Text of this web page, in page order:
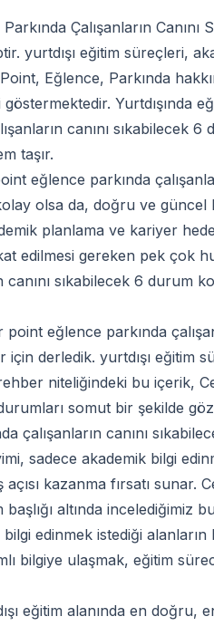
Çalışanların
yurtdışı eğitim süreçleri,
Eğlence, Parkında
Yurtdışında
canını
taşır.
eğlence parkında
olsa da, doğru ve güncel
planlama ve kariyer
edilmesi gereken pek çok
canını sıkabilecek 6
eğlence parkında
için derledik. yurtdışı eğitim
niteliğindeki bu içerik,
somut bir şekilde
çalışanların canını
sadece akademik bilgi
kazanma fırsatı sunar.
altında incelediğimiz
bilgi edinmek istediği
bilgiye ulaşmak, eğitim
eğitim alanında en doğru,